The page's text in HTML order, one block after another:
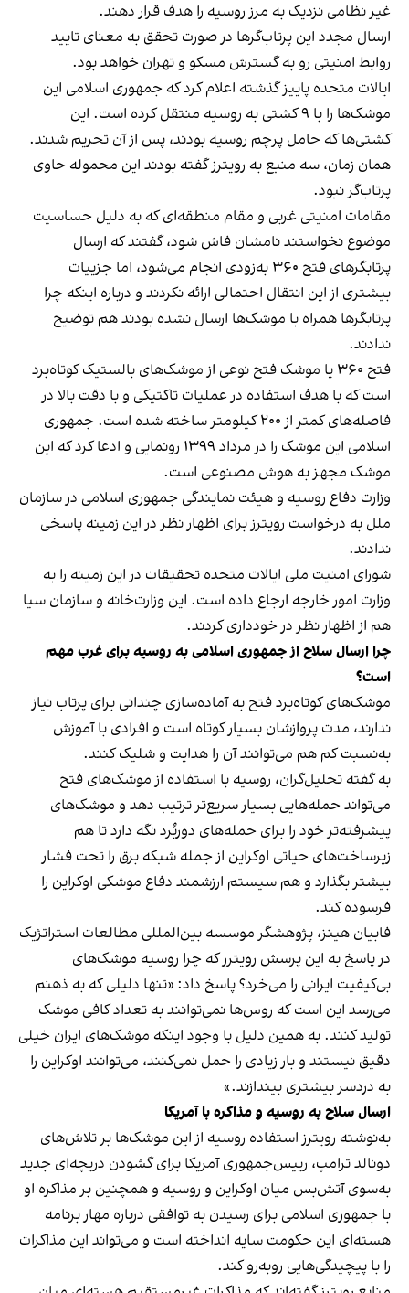
غیر نظامی نزدیک به مرز روسیه را هدف قرار دهند.
ارسال مجدد این پرتاب‌گرها در صورت تحقق به معنای تایید
روابط امنیتی رو به گسترش مسکو و تهران خواهد بود.
ایالات متحده پاییز گذشته اعلام کرد که جمهوری اسلامی این
موشک‌ها را با ۹ کشتی به روسیه منتقل کرده است. این
کشتی‌ها که حامل پرچم روسیه بودند، پس از آن تحریم شدند.
همان زمان، سه منبع به رویترز گفته بودند این محموله حاوی
پرتاب‌گر نبود.
مقامات امنیتی غربی و مقام منطقه‌ای که به دلیل حساسیت
موضوع نخواستند نامشان فاش شود، گفتند که ارسال
پرتابگرهای فتح ۳۶۰ به‌زودی انجام می‌شود، اما جزییات
بیشتری از این انتقال احتمالی ارائه نکردند و درباره اینکه چرا
پرتابگرها همراه با موشک‌ها ارسال نشده بودند هم توضیح
ندادند.
فتح ۳۶۰ یا موشک فتح نوعی از موشک‌های بالستیک کوتاه‌برد
است که با هدف استفاده در عملیات تاکتیکی و با دقت بالا در
فاصله‌های کمتر از ۲۰۰ کیلومتر ساخته شده است. جمهوری
اسلامی این موشک را در مرداد ۱۳۹۹ رونمایی و ادعا کرد که این
موشک مجهز به هوش مصنوعی است.
وزارت دفاع روسیه و هیئت نمایندگی جمهوری اسلامی در سازمان
ملل به درخواست رویترز برای اظهار نظر در این زمینه پاسخی
ندادند.
شورای امنیت ملی ایالات متحده تحقیقات در این زمینه را به
وزارت امور خارجه ارجاع داده است. این وزارت‌خانه و سازمان سیا
هم از اظهار نظر در خودداری کردند.
چرا ارسال سلاح از جمهوری اسلامی به روسیه برای غرب مهم
است؟
موشک‌های کوتاه‌برد فتح به آماده‌سازی چندانی برای پرتاب نیاز
ندارند، مدت پرواز‌شان بسیار کوتاه است و افرادی با آموزش
به‌نسبت کم هم می‌توانند آن را هدایت و شلیک کنند.
به گفته تحلیل‌گران، روسیه با استفاده از موشک‌های فتح
می‌تواند حمله‌هایی بسیار سریع‌تر ترتیب دهد و موشک‌های
پیشرفته‌تر خود را برای حمله‌های دوربُرد نگه دارد تا هم
زیرساخت‌های حیاتی اوکراین از جمله شبکه برق را تحت فشار
بیشتر بگذارد و هم سیستم ارزشمند دفاع موشکی اوکراین را
فرسوده کند.
فابیان هینز، پژوهشگر موسسه بین‌المللی مطالعات استراتژیک
در پاسخ به این پرسش رویترز که چرا روسیه موشک‌های
بی‌کیفیت ایرانی را می‌خرد؟ پاسخ داد: «تنها دلیلی که به ذهنم
می‌رسد این است که روس‌ها نمی‌توانند به تعداد کافی موشک
تولید کنند. به همین دلیل با وجود اینکه موشک‌های ایران خیلی
دقیق نیستند و بار زیادی را حمل نمی‌کنند، می‌توانند اوکراین را
به دردسر بیشتری بیندازند.»
ارسال سلاح به روسیه و مذاکره با آمریکا
به‌نوشته رویترز استفاده روسیه از این موشک‌ها بر تلاش‌های
دونالد ترامپ، رییس‌جمهوری آمریکا برای گشودن دریچه‌ای جدید
به‌سوی آتش‌بس میان اوکراین و روسیه و همچنین بر مذاکره او
با جمهوری اسلامی برای رسیدن به توافقی درباره مهار برنامه
هسته‌ای این حکومت سایه انداخته است و می‌تواند این مذاکرات
را با پیچیدگی‌هایی روبه‌رو کند.